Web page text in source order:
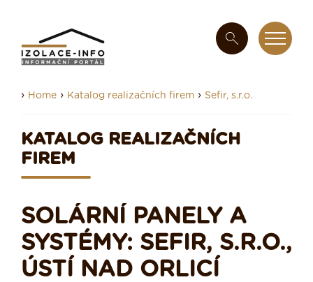
› Home › Katalog realizačních firem › Sefir, s.r.o.
KATALOG REALIZAČNÍCH
FIREM
SOLÁRNÍ PANELY A
SYSTÉMY: SEFIR, S.R.O.,
ÚSTÍ NAD ORLICÍ